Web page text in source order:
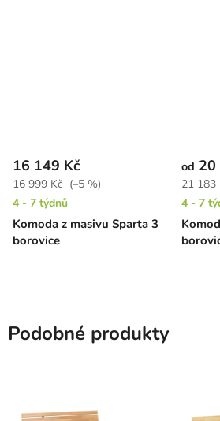
Komoda z masivu Sparta 3
borovice
16 149 Kč
16 999 Kč (–5 %)
4 - 7 týdnů
od 20
21 183
4 - 7
Podobné produkty